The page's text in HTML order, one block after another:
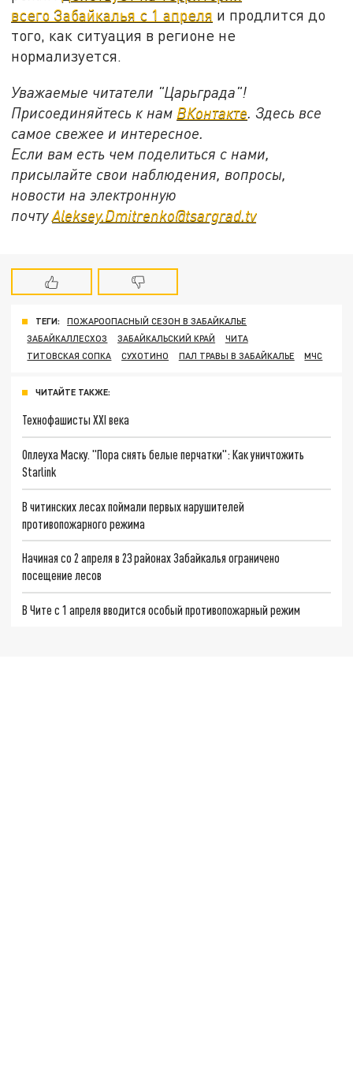
всего Забайкалья с 1 апреля и продлится до
того, как ситуация в регионе не
нормализуется.
Уважаемые читатели "Царьграда"!
Присоединяйтесь к нам ВКонтакте. Здесь все
самое свежее и интересное.
Если вам есть чем поделиться с нами,
присылайте свои наблюдения, вопросы,
новости на электронную
почтуAleksey.Dmitrenko@tsargrad.tv
ТЕГИ:
ПОЖАРООПАСНЫЙ СЕЗОН В ЗАБАЙКАЛЬЕ
ЗАБАЙКАЛЛЕСХОЗ
ЗАБАЙКАЛЬСКИЙ КРАЙ
ЧИТА
ТИТОВСКАЯ СОПКА
СУХОТИНО ПАЛ ТРАВЫ В ЗАБАЙКАЛЬЕ МЧС
ЧИТАЙТЕ ТАКЖЕ:
Технофашисты XXI века
Оплеуха Маску. "Пора снять белые перчатки": Как уничтожить
Starlink
В читинских лесах поймали первых нарушителей
противопожарного режима
Начиная со 2 апреля в 23 районах Забайкалья ограничено
посещение лесов
В Чите с 1 апреля вводится особый противопожарный режим